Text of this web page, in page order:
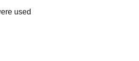
used